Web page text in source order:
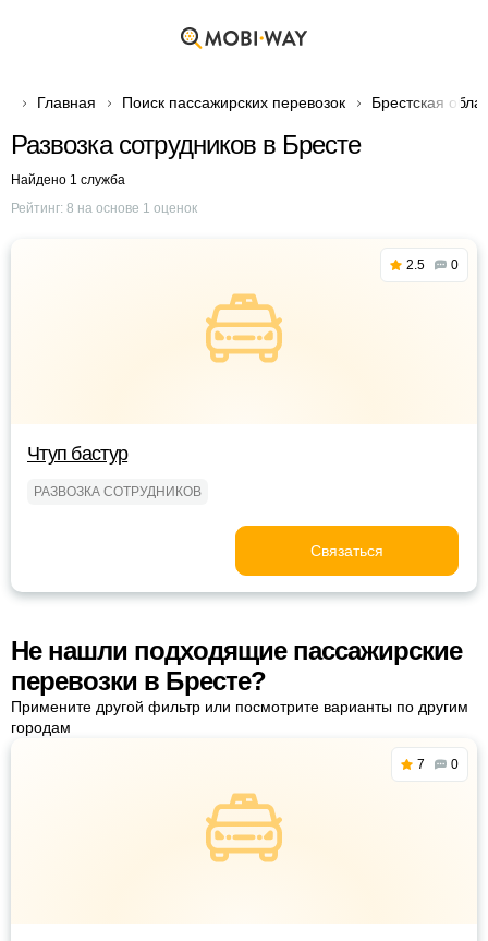
Главная Поиск пассажирских перевозок Брестская
Развозка сотрудников в Бресте
Найдено 1 служба
Рейтинг: 8 на основе 1 оценок
2.5 0
Чтуп бастур
РАЗВОЗКА СОТРУДНИКОВ
Связаться
Не нашли подходящие пассажирские
перевозки в Бресте?
Примените другой фильтр или посмотрите варианты по другим
городам
7 0